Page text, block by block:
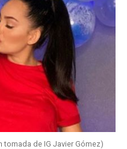
tomada de IG Javier Gómez)